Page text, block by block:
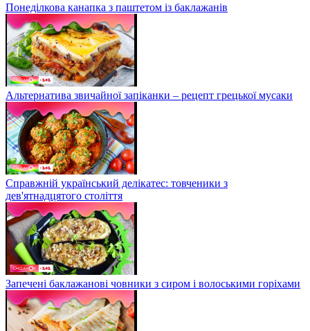
Понеділкова канапка з паштетом із баклажанів
Альтернатива звичайної запіканки – рецепт грецької мусаки
Справжній український делікатес: товченики з
дев'ятнадцятого століття
Запечені баклажанові човники з сиром і волоськими горіхами